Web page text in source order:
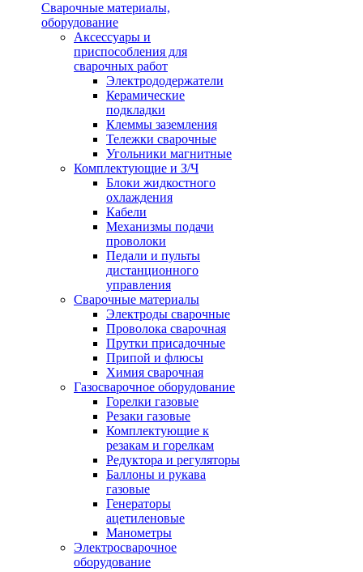
Сварочные материалы,
оборудование
Аксессуары и
приспособления для
сварочных работ
Электрододержатели
Керамические
подкладки
Клеммы заземления
Тележки сварочные
Угольники магнитные
Комплектующие и З/Ч
Блоки жидкостного
охлаждения
Кабели
Механизмы подачи
проволоки
Педали и пульты
дистанционного
управления
Сварочные материалы
Электроды сварочные
Проволока сварочная
Прутки присадочные
Припой и флюсы
Химия сварочная
Газосварочное оборудование
Горелки газовые
Резаки газовые
Комплектующие к
резакам и горелкам
Редуктора и регуляторы
Баллоны и рукава
газовые
Генераторы
ацетиленовые
Манометры
Электросварочное
оборудование